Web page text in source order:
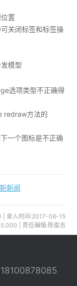
置
关闭标签和标签操
模型
选项类型不正确得
redraw方法的
一个图标是不正确
新闻
| 录入时间:2017-06-15
| 责任编辑:陈俊吉